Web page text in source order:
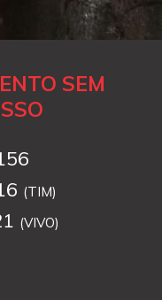
SEM
(TIM)
(VIVO)